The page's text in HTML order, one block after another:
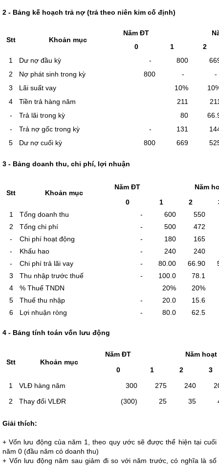
2 - Bảng kế hoạch trả nợ (trả theo niên kim cố định)
Stt Khoản mục
Năm ĐT
0
1
2
1
Dư nợ đầu kỳ - 800
2
Nợ phát sinh trong kỳ 800 -
3
Lãi suất vay 10%
4
Tiền trả hàng năm 211
-
Trả lãi trong kỳ 80
-
Trả nợ gốc trong kỳ - 131
5
Dư nợ cuối kỳ 800 669
3 - Bảng doanh thu, chi phí, lợi nhuận
Stt Khoản mục
Năm ĐT
Năm
0
1 2
1
Tổng doanh thu - 600 550
2
Tổng chi phí - 500 472
-
Chi phí hoạt động - 180 165
-
Khấu hao - 240 240
-
Chi phí trả lãi vay - 80.00 66.90
3
Thu nhập trước thuế - 100.0 78.1
4
% Thuế TNDN 20%
20%
5
Thuế thu nhập - 20.0 15.6
6
Lợi nhuận ròng - 80.0 62.5
4 - Bảng tính toán vốn lưu động
Stt Khoản mục
Năm ĐT
Năm
0
1 2
3
1
VLĐ hàng năm 300 275 240
2
Thay đổi VLĐR (300) 25 35
Giải thích:
+ Vốn lưu động của năm 1, theo quy ước sẽ được thể hiện tại cuối
năm 0 (đầu năm có doanh thu)
+ Vốn lưu động năm sau giảm đi so với năm trước, có nghĩa là số